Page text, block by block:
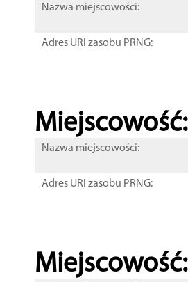
Nazwa miejscowości:
Adres URI zasobu PRNG:
Miejscowość:
Nazwa miejscowości:
Adres URI zasobu PRNG:
Miejscowość: